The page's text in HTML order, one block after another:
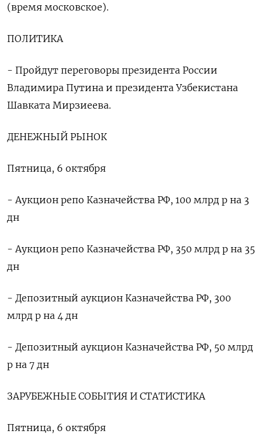
(время московское).
ПОЛИТИКА
- Пройдут переговоры президента России
Владимира Путина и президента Узбекистана
Шавката Мирзиеева.
ДЕНЕЖНЫЙ РЫНОК
Пятница, 6 октября
- Аукцион репо Казначейства РФ, 100 млрд р на 3
дн
- Аукцион репо Казначейства РФ, 350 млрд р на 35
дн
- Депозитный аукцион Казначейства РФ, 300
млрд р на 4 дн
- Депозитный аукцион Казначейства РФ, 50 млрд
р на 7 дн
ЗАРУБЕЖНЫЕ СОБЫТИЯ И СТАТИСТИКА
Пятница, 6 октября